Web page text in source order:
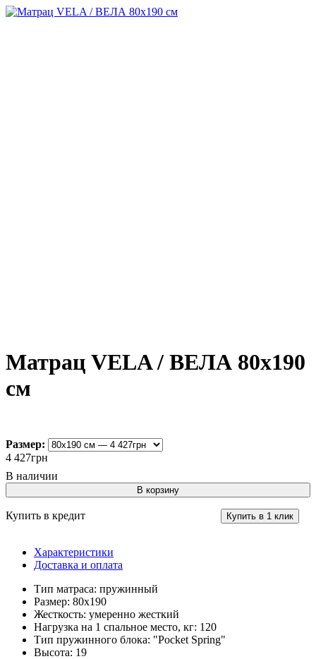
Матрац VELA / ВЕЛА 80х190
см
Размер:
4 427грн
В корзину
Купить в кредит Купить в 1 клик
Характеристики
Доставка и оплата
Тип матраса: пружинный
Размер: 80х190
Жесткость: умеренно жесткий
Нагрузка на 1 спальное место, кг: 120
Тип пружинного блока: "Pocket Spring"
Высота: 19